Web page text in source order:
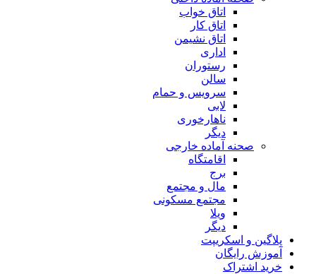
اتاق خواب
اتاق کار
اتاق نشیمن
اداری
رستوران
سالن
سرویس و حمام
لابی
ناهارخوری
دیگر
صحنه آماده خارجی
اقامتگاه
برج
مال و مجتمع
مجتمع مسکونی
ویلا
دیگر
پلاگین و اسکریپت
آموزش رایگان
خرید اشتراک